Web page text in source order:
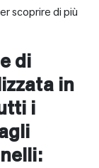
scoprire di più
di
in
i